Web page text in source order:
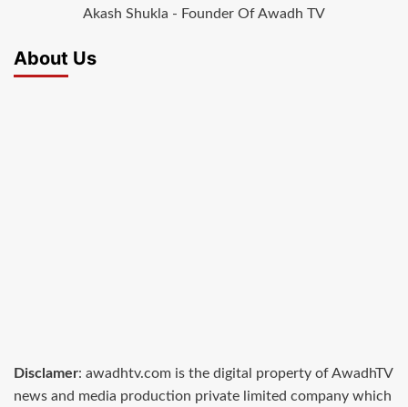
Akash Shukla - Founder Of Awadh TV
About Us
Disclamer: awadhtv.com is the digital property of AwadhTV
news and media production private limited company which